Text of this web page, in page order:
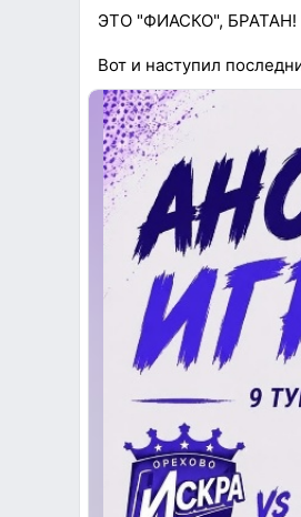
ЭТО "ФИАСКО", БРАТАН!
Вот и наступил